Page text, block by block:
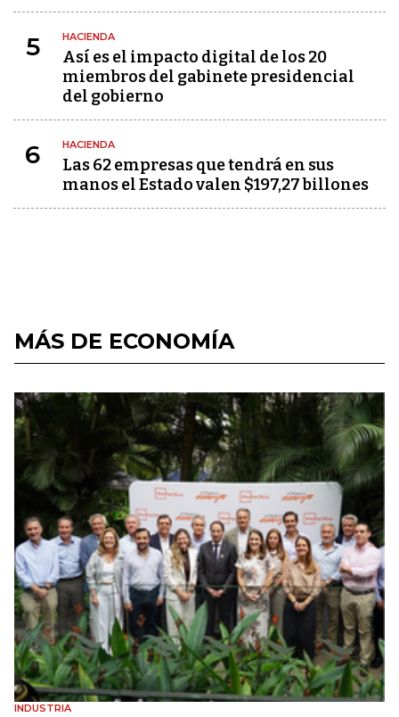
5 HACIENDA
Así es el impacto digital de los 20
miembros del gabinete presidencial
del gobierno
6 HACIENDA
Las 62 empresas que tendrá en sus
manos el Estado valen $197,27 billones
MÁS DE ECONOMÍA
INDUSTRIA